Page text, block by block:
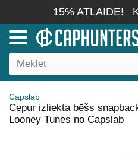
15% ATLAIDE!
Capslab
Cepur izliekta bēšs
Looney Tunes no Capslab